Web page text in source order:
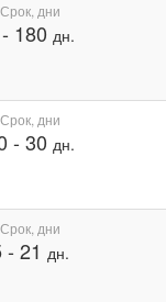
Срок, дни
- 180 дн.
Срок, дни
- 30 дн.
Срок, дни
- 21 дн.